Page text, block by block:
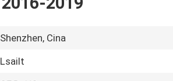
Shenzhen, Cina
Lsailt